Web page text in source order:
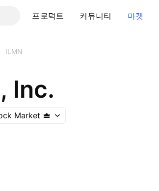
프로덕트 커뮤니티 마켓
ILMN
Inc.
Market